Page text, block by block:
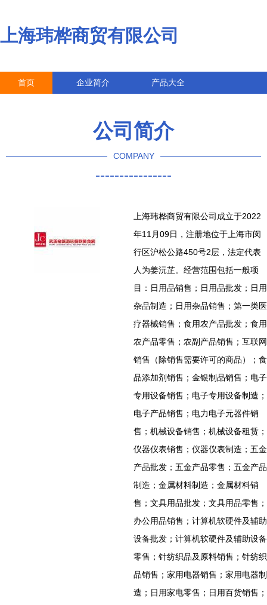
上海玮桦商贸有限公司
首页 企业简介 产品大全
公司简介
COMPANY
----------------
上海玮桦商贸有限公司成立于2022
年11月09日，注册地位于上海市闵
行区沪松公路450号2层，法定代表
人为姜沅芷。经营范围包括一般项
目：日用品销售；日用品批发；日用
杂品制造；日用杂品销售；第一类医
疗器械销售；食用农产品批发；食用
农产品零售；农副产品销售；互联网
销售（除销售需要许可的商品）；食
品添加剂销售；金银制品销售；电子
专用设备销售；电子专用设备制造；
电子产品销售；电力电子元器件销
售；机械设备销售；机械设备租赁；
仪器仪表销售；仪器仪表制造；五金
产品批发；五金产品零售；五金产品
制造；金属材料制造；金属材料销
售；文具用品批发；文具用品零售；
办公用品销售；计算机软硬件及辅助
设备批发；计算机软硬件及辅助设备
零售；针纺织品及原料销售；针纺织
品销售；家用电器销售；家用电器制
造；日用家电零售；日用百货销售；